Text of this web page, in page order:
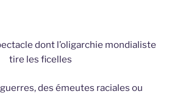
dont l’oligarchie mondialiste
tire les ficelles
des émeutes raciales ou